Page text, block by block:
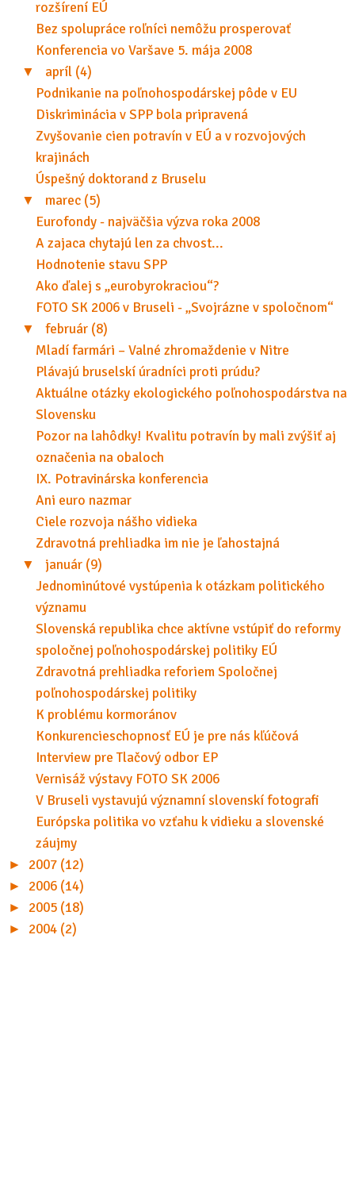
rozšírení EÚ
Bez spolupráce roľníci nemôžu prosperovať
Konferencia vo Varšave 5. mája 2008
▼
apríl (4)
Podnikanie na poľnohospodárskej pôde v EU
Diskriminácia v SPP bola pripravená
Zvyšovanie cien potravín v EÚ a v rozvojových
krajinách
Úspešný doktorand z Bruselu
▼
marec (5)
Eurofondy - najväčšia výzva roka 2008
A zajaca chytajú len za chvost...
Hodnotenie stavu SPP
Ako ďalej s „eurobyrokraciou“?
FOTO SK 2006 v Bruseli - „Svojrázne v spoločnom“
▼
február (8)
Mladí farmári – Valné zhromaždenie v Nitre
Plávajú bruselskí úradníci proti prúdu?
Aktuálne otázky ekologického poľnohospodárstva na
Slovensku
Pozor na lahôdky! Kvalitu potravín by mali zvýšiť aj
označenia na obaloch
IX. Potravinárska konferencia
Ani euro nazmar
Ciele rozvoja nášho vidieka
Zdravotná prehliadka im nie je ľahostajná
▼
január (9)
Jednominútové vystúpenia k otázkam politického
významu
Slovenská republika chce aktívne vstúpiť do reformy
spoločnej poľnohospodárskej politiky EÚ
Zdravotná prehliadka reforiem Spoločnej
poľnohospodárskej politiky
K problému kormoránov
Konkurencieschopnosť EÚ je pre nás kľúčová
Interview pre Tlačový odbor EP
Vernisáž výstavy FOTO SK 2006
V Bruseli vystavujú významní slovenskí fotografi
Európska politika vo vzťahu k vidieku a slovenské
záujmy
►
2007 (12)
►
2006 (14)
►
2005 (18)
►
2004 (2)